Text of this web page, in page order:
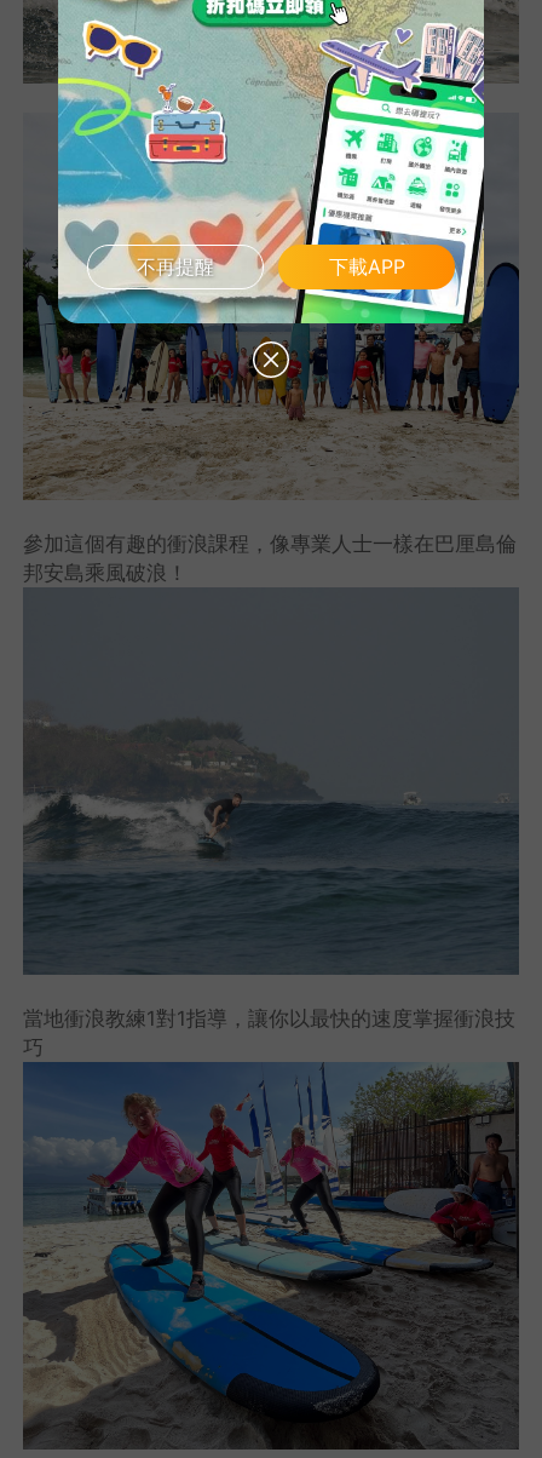
參加這個有趣的衝浪課程，像專業人士一樣在巴厘島倫
邦安島乘風破浪！
當地衝浪教練1對1指導，讓你以最快的速度掌握衝浪技
巧
不再提醒 下載APP